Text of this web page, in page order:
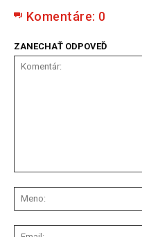
Komentáre: 0
ZANECHAŤ ODPOVEĎ